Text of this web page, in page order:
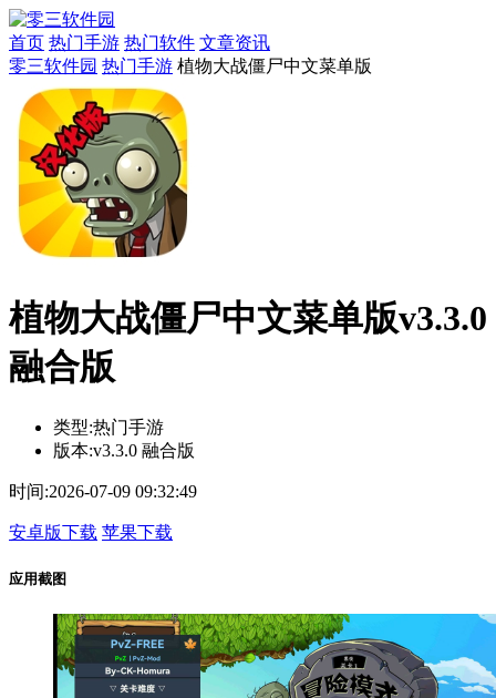
首页 热门手游 热门软件 文章资讯
零三软件园 热门手游 植物大战僵尸中文菜单版
植物大战僵尸中文菜单版v3.3.0
融合版
类型:热门手游
版本:v3.3.0 融合版
时间:2026-07-09 09:32:49
安卓版下载 苹果下载
应用截图